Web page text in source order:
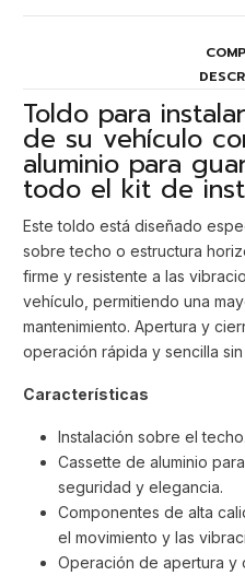
Toldo para
de su vehículo
aluminio para
todo el kit de
Este toldo está diseñado
sobre techo o estructura
firme y resistente a las
vehículo, permitiendo una
mantenimiento. Apertura y
operación rápida y sencilla
Características
Instalación sobre el techo.
Cassette de aluminio
seguridad y elegancia.
Componentes de alta
el movimiento y las
Operación de apertura y